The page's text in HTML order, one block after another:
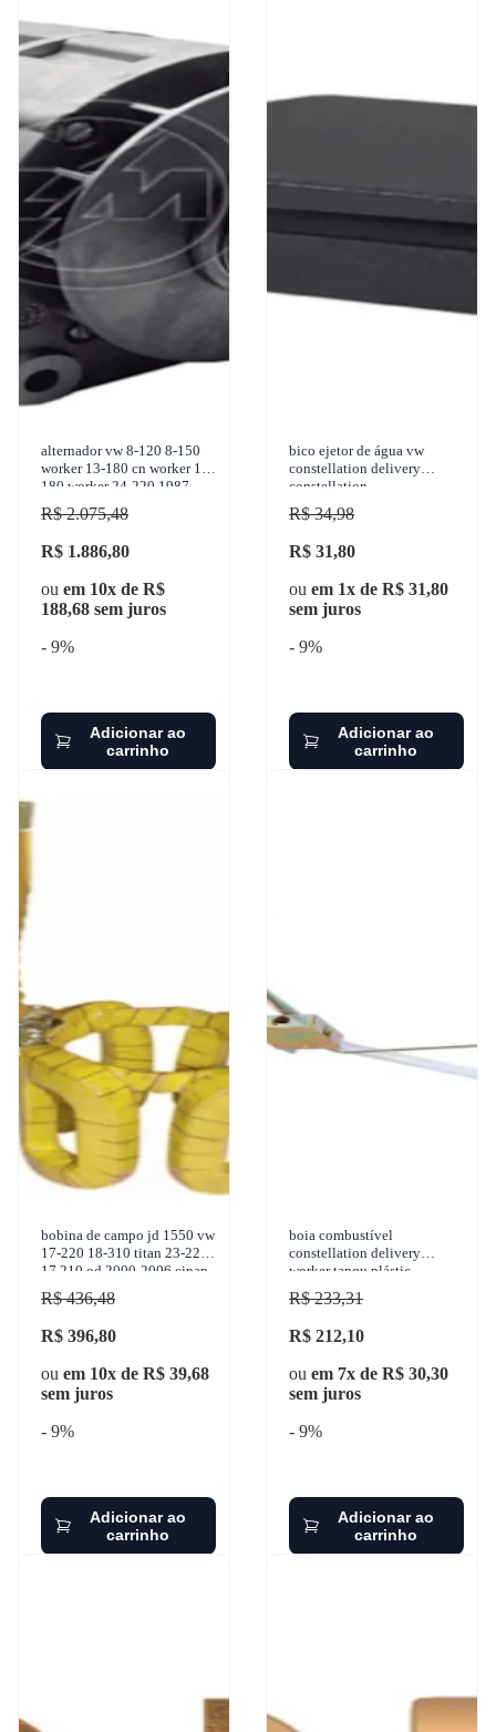
alternador vw 8-120 8-150
worker 13-180 cn worker 17-
180 worker 24-220 1987-
2011 z.m. - 90.1
R$ 2.075,48
R$ 1.886,80
ou em 10x de R$
188,68 sem juros
- 9%
Adicionar ao
carrinho
bico ejetor de água vw
constellation delivery
constellation
R$ 34,98
R$ 31,80
ou em 1x de R$ 31,80
sem juros
- 9%
Adicionar ao
carrinho
bobina de campo jd 1550 vw
17-220 18-310 titan 23-220
17.210 od 2000-2006 cinap -
76713738
R$ 436,48
R$ 396,80
ou em 10x de R$ 39,68
sem juros
- 9%
Adicionar ao
carrinho
boia combustível
constellation delivery
worker tanqu plástic
R$ 233,31
R$ 212,10
ou em 7x de R$ 30,30
sem juros
- 9%
Adicionar ao
carrinho